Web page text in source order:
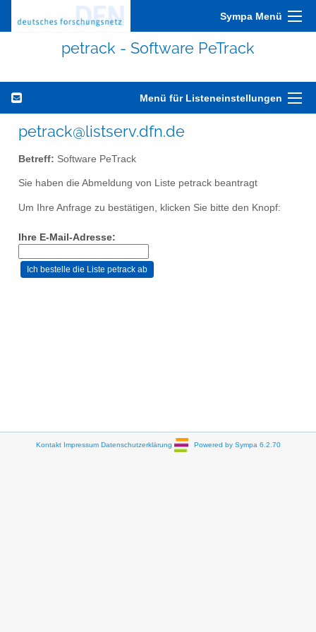
Sympa Menü
petrack - Software PeTrack
Menü für Listeneinstellungen
petrack@listserv.dfn.de
Betreff: Software PeTrack
Sie haben die Abmeldung von Liste petrack beantragt
Um Ihre Anfrage zu bestätigen, klicken Sie bitte den Knopf:
Ihre E-Mail-Adresse:
Kontakt Impressum Datenschutzerklärung Powered by Sympa 6.2.70